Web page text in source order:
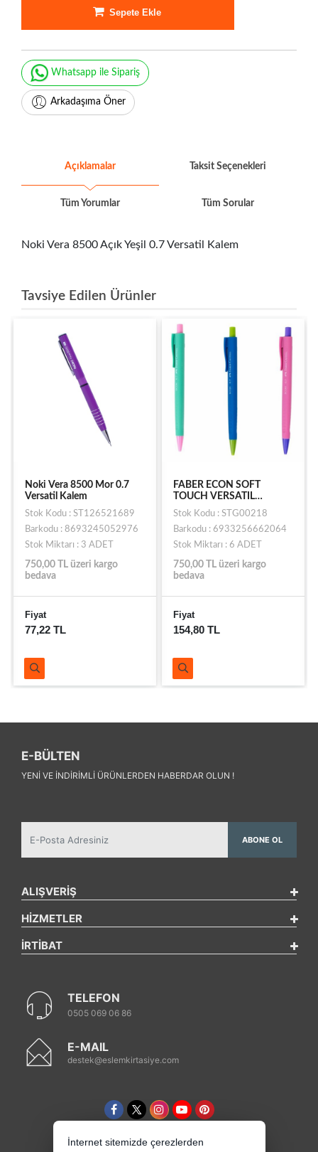
Sepete Ekle
Whatsapp ile Sipariş
Arkadaşıma Öner
Açıklamalar Taksit Seçenekleri
Tüm Yorumlar Tüm Sorular
Noki Vera 8500 Açık Yeşil 0.7 Versatil Kalem
Tavsiye Edilen Ürünler
Noki Vera 8500 Mor 0.7
Versatil Kalem
Stok Kodu : ST126521689
Barkodu : 8693245052976
Stok Miktarı : 3 ADET
750,00 TL üzeri kargo
bedava
Fiyat
77,22 TL
FABER ECON SOFT
TOUCH VERSATIL
COMBO 07MM
Stok Kodu : STG00218
Barkodu : 6933256662064
Stok Miktarı : 6 ADET
750,00 TL üzeri kargo
bedava
Fiyat
154,80 TL
E-BÜLTEN
YENI VE INDIRIMLI ÜRÜNLERDEN HABERDAR OLUN !
ABONE OL
ALIŞVERİŞ
HİZMETLER
İRTİBAT
TELEFON
0505 069 06 86
E-MAIL
destek@eslemkirtasiye.com
İnternet sitemizde çerezlerden